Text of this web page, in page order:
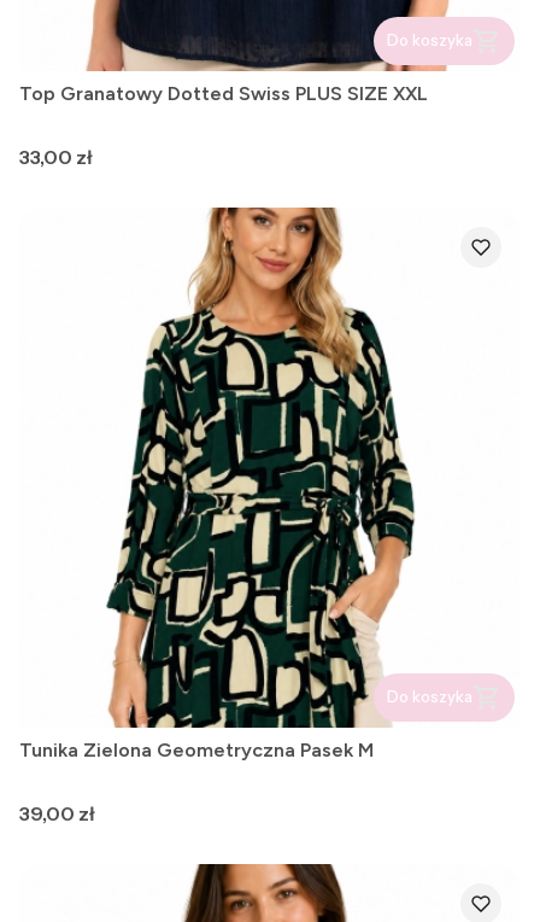
Do koszyka
Top Granatowy Dotted Swiss PLUS SIZE XXL
Cena
33,00 zł
Do koszyka
Tunika Zielona Geometryczna Pasek M
Cena
39,00 zł